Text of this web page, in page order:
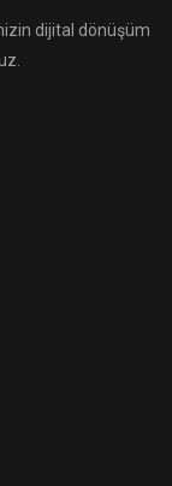
dijital dönüşüm